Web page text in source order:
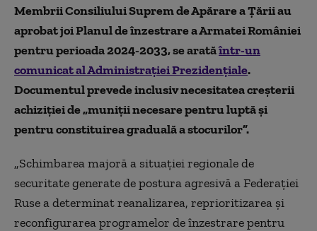
Membrii Consiliului Suprem de Apărare a Țării au
aprobat joi Planul de înzestrare a Armatei României
pentru perioada 2024-2033, se aratăîntr-un
comunicat al Administrației Prezidențiale.
Documentul prevede inclusiv necesitatea creșterii
achiziției de „muniții necesare pentru luptă și
pentru constituirea graduală a stocurilor”.
„Schimbarea majoră a situației regionale de
securitate generate de postura agresivă a Federației
Ruse a determinat reanalizarea, reprioritizarea și
reconfigurarea programelor de înzestrare pentru